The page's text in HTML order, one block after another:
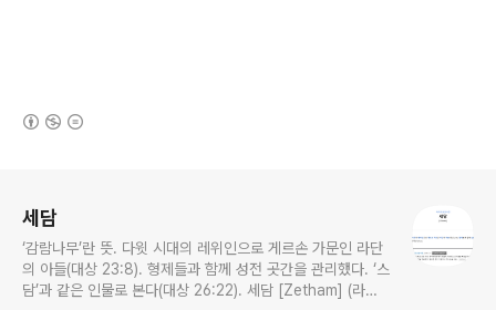
세담
‘감람나무’란 뜻. 다윗 시대의 레위인으로 게르손 가문인 라단
의 아들(대상 23:8). 형제들과 함께 성전 곳간을 관리했다. ‘스
담’과 같은 인물로 본다(대상 26:22). 세담 [Zetham] (라이